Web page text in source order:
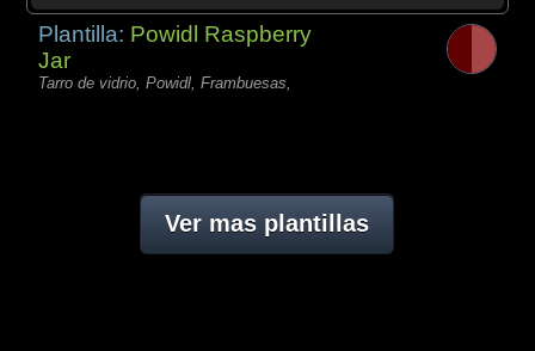
Plantilla: Powidl Raspberry
Jar
Tarro de vidrio, Powidl, Frambuesas,
Ver mas plantillas